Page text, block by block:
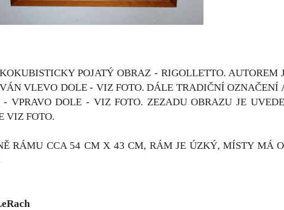
POJATÝ OBRAZ - RIGOLLETTO.
VLEVO DOLE - VIZ FOTO. DÁLE TRADIČNÍ OZNAČENÍ
- VPRAVO DOLE - VIZ FOTO. ZEZADU OBRAZU JE
VIZ FOTO.
RÁMU CCA 54 CM X 43 CM, RÁM JE ÚZKÝ, MÍSTY MÁ